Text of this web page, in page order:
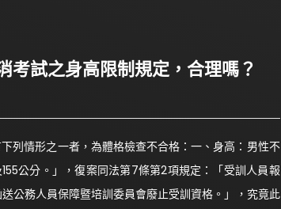
考試之身高限制規定，合理嗎？
列情形之一者，為體格檢查不合格：一、身高：男性不
公分。」，復案同法第7條第2項規定：「受訓人員報
公務人員保障暨培訓委員會廢止受訓資格。」，究竟此